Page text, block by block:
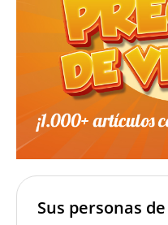
Sus personas